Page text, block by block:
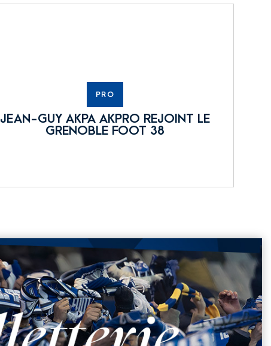
PRO
JEAN-GUY AKPA AKPRO REJOINT LE
GRENOBLE FOOT 38